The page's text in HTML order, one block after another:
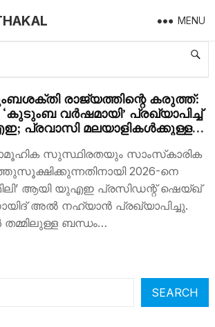
MENU
FAMILY
രാജ്യത്തിന്റെ കരുത്ത്:
‘കുടുംബ വർഷമായി’ പ്രഖ്യാപിച്ച്
പ്രവാസി മലയാളികൾക്കുള്ള
സുസ്ഥിരതയും സാംസ്‌കാരിക
2026-നെ
ആയി യുഎഇ പ്രസിഡന്റ് ഷെയ്ഖ്
അൽ നഹ്യാൻ പ്രഖ്യാപിച്ചു.
ബന്ധം…
SEARCH